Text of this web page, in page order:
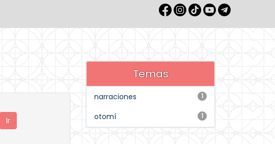
Temas
1
narraciones
1
otomí